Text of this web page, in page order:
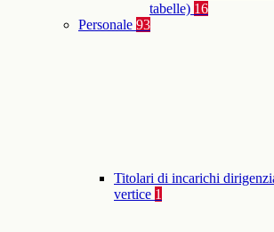
tabelle) 16
Personale 93
Titolari di incarichi
vertice 1